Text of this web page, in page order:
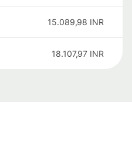
15.089,98 INR
18.107,97 INR